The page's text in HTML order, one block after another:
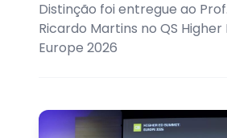
Distinção foi entregue ao
Ricardo Martins no QS Higher
Europe 2026